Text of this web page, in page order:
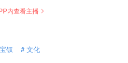
劭居？吉劭居
粥幼时的创
内查看主播
钗 # 文化